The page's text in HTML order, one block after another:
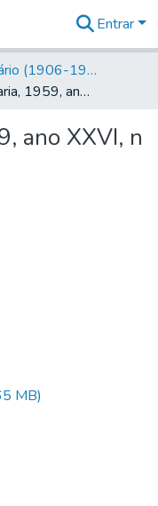
Entrar
Canto Libertário (1906-1995)
Accion Libertaria, 1959, ano XXVI, n 164
ano XXVI, n
MB)